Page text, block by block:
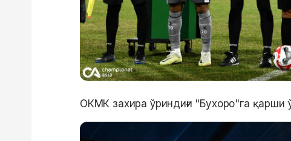
ОКМК захира ўриндиғи "Бухоро"га қарши